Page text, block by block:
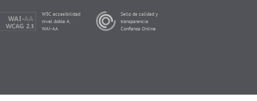
W3C accesibilidad
nivel doble A,
WAI-AA
Sello de calidad y
transparencia
Confianza Online